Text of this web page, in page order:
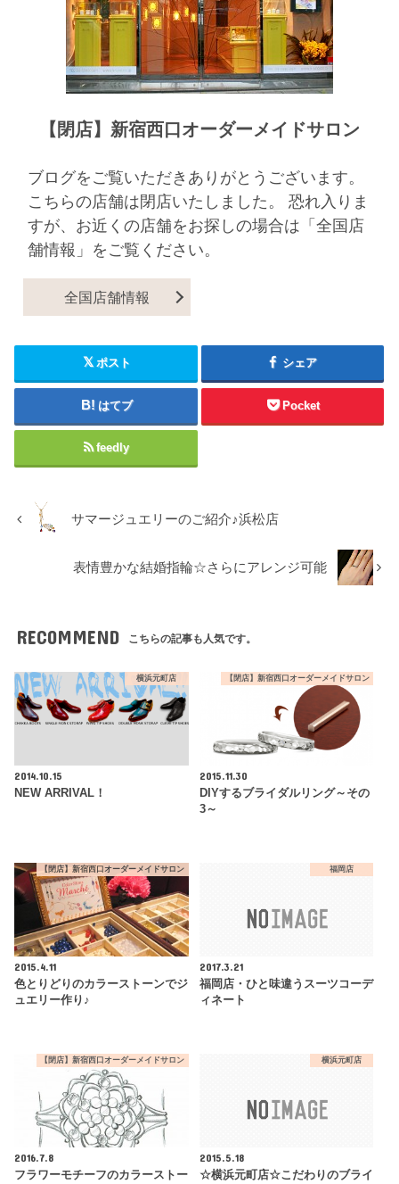
【閉店】新宿西口オーダーメイドサロン
ブログをご覧いただきありがとうございます。
こちらの店舗は閉店いたしました。 恐れ入りま
すが、お近くの店舗をお探しの場合は「全国店
舗情報」をご覧ください。
全国店舗情報
ポスト シェア
はてブ Pocket
feedly
サマージュエリーのご紹介♪浜松店
表情豊かな結婚指輪☆さらにアレンジ可能
RECOMMEND こちらの記事も人気です。
横浜元町店
2014.10.15
NEW ARRIVAL！
【閉店】新宿西口オーダーメイドサロン
2015.11.30
DIYするブライダルリング～その
3～
【閉店】新宿西口オーダーメイドサロン
2015.4.11
色とりどりのカラーストーンでジ
ュエリー作り♪
福岡店
2017.3.21
福岡店・ひと味違うスーツコーデ
ィネート
【閉店】新宿西口オーダーメイドサロン
2016.7.8
フラワーモチーフのカラーストー
横浜元町店
2015.5.18
☆横浜元町店☆こだわりのブライ